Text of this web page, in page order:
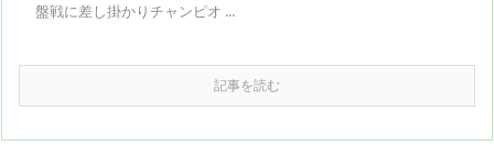
盤戦に差し掛かりチャンピオ ...
記事を読む